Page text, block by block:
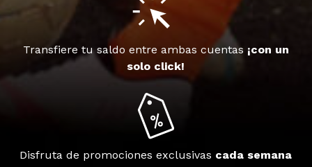
Transfiere tu saldo entre ambas cuentas ¡con un
solo click!
Disfruta de promociones exclusivas cada semana